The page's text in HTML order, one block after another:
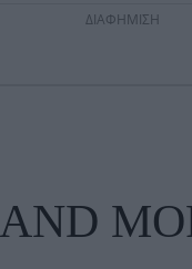
ΔΙΑΦΗΜΙΣΗ
AND